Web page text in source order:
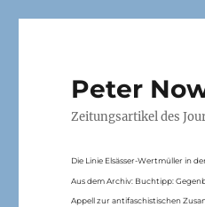
Peter
Zeitungsartikel des
Die Linie Elsässer-Wertmüller in
Aus dem Archiv: Buchtipp:
Appell zur antifaschistischen